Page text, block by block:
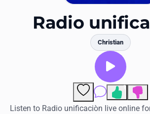
History
Radio
Christian
Comments
1
Listen to Radio unificaciòn live online